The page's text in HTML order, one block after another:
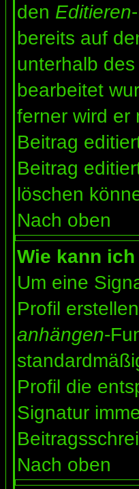
den Editieren
bereits auf
unterhalb
bearbeitet
ferner wird er
Beitrag
Beitrag
löschen
Nach oben
Wie kann
Um eine
Profil
anhängen-
Profil die
Signatur
Nach oben